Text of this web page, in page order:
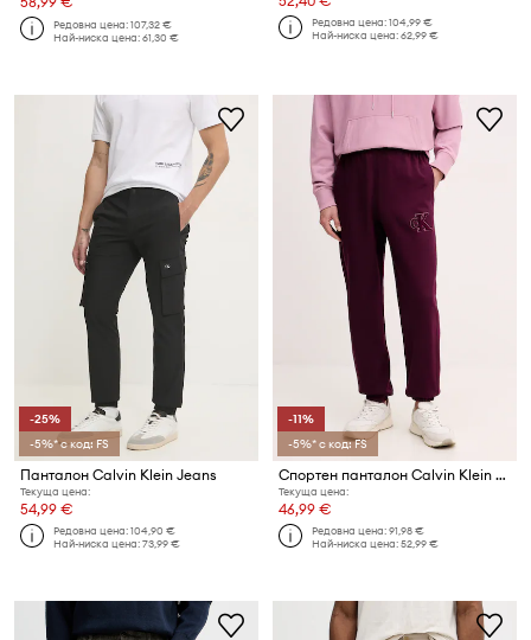
Редовна цена:107,32 €
Най-ниска цена:61,30 €
Редовна цена:104,99 €
Най-ниска цена:62,99 €
-25%
-5%* с код: FS
Панталон Calvin Klein Jeans
Текуща цена:
54,99 €
Редовна цена:104,90 €
Най-ниска цена:73,99 €
-11%
-5%* с код: FS
Спортен панталон Calvin Klein Jeans
Текуща цена:
46,99 €
Редовна цена:91,98 €
Най-ниска цена:52,99 €